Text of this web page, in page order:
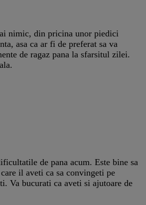
nimic, din pricina unor piedici
asa ca ar fi de preferat sa va
de ragaz pana la sfarsitul zilei.
de pana acum. Este bine sa
il aveti ca sa convingeti pe
Va bucurati ca aveti si ajutoare de